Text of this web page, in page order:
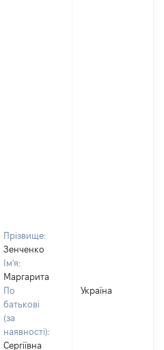
Прізвище:
Зенченко
Ім'я:
Маргарита
По
батькові
(за
наявності):
Сергіївна
Україна